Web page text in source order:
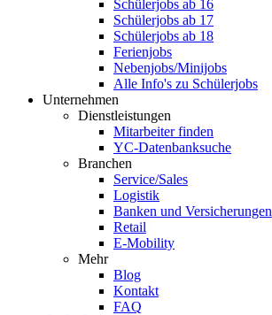
Schülerjobs ab 16
Schülerjobs ab 17
Schülerjobs ab 18
Ferienjobs
Nebenjobs/Minijobs
Alle Info's zu Schülerjobs
Unternehmen
Dienstleistungen
Mitarbeiter finden
YC-Datenbanksuche
Branchen
Service/Sales
Logistik
Banken und Versicherungen
Retail
E-Mobility
Mehr
Blog
Kontakt
FAQ